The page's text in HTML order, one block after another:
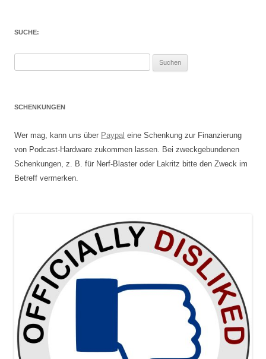
SUCHE:
SCHENKUNGEN
Wer mag, kann uns über Paypal eine Schenkung zur Finanzierung
von Podcast-Hardware zukommen lassen. Bei zweckgebundenen
Schenkungen, z. B. für Nerf-Blaster oder Lakritz bitte den Zweck im
Betreff vermerken.